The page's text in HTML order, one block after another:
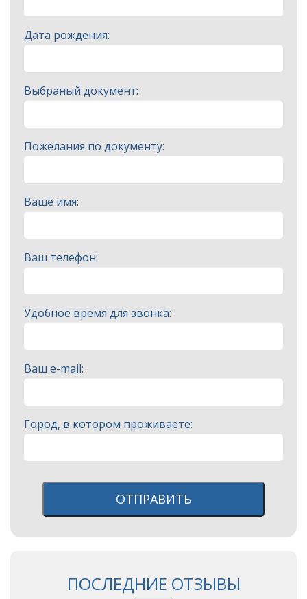
Дата рождения:
Выбраный документ:
Пожелания по документу:
Ваше имя:
Ваш телефон:
Удобное время для звонка:
Ваш e-mail:
Город, в котором проживаете:
ОТПРАВИТЬ
ПОСЛЕДНИЕ ОТЗЫВЫ